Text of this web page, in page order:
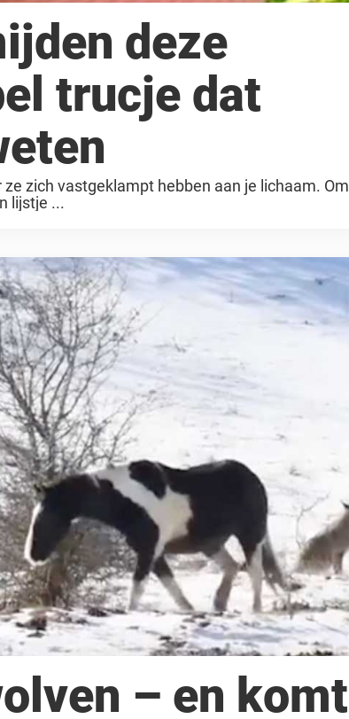
deze
trucje dat
zich vastgeklampt hebben aan je lichaam. Om
lijstje ...
– en komt